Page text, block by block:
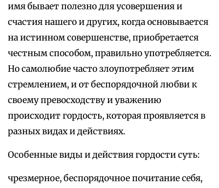
имя бывает полезно для усовершения и
счастия нашего и других, когда основывается
на истинном совершенстве, приобретается
честным способом, правильно употребляется.
Но самолюбие часто злоупотребляет этим
стремлением, и от беспорядочной любви к
своему превосходству и уважению
происходит гордость, которая проявляется в
разных видах и действиях.
Особенные виды и действия гордости суть:
чрезмерное, беспорядочное почитание себя,